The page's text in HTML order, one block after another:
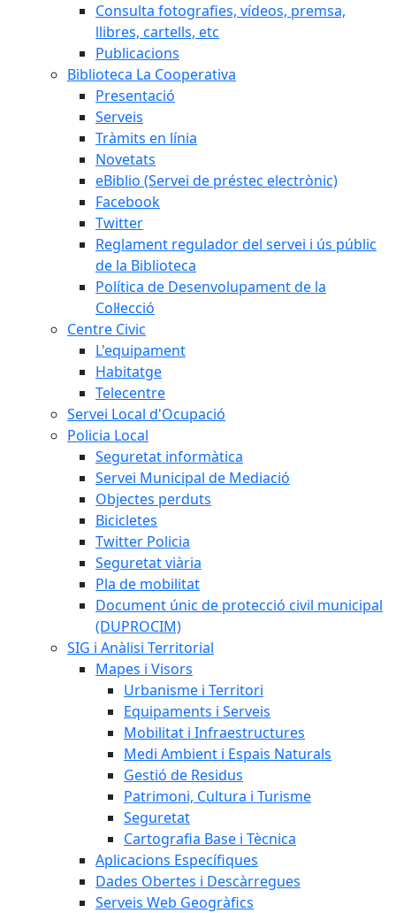
Consulta fotografies, vídeos, premsa,
llibres, cartells, etc
Publicacions
Biblioteca La Cooperativa
Presentació
Serveis
Tràmits en línia
Novetats
eBiblio (Servei de préstec electrònic)
Facebook
Twitter
Reglament regulador del servei i ús públic
de la Biblioteca
Política de Desenvolupament de la
Col·lecció
Centre Civic
L'equipament
Habitatge
Telecentre
Servei Local d'Ocupació
Policia Local
Seguretat informàtica
Servei Municipal de Mediació
Objectes perduts
Bicicletes
Twitter Policia
Seguretat viària
Pla de mobilitat
Document únic de protecció civil municipal
(DUPROCIM)
SIG i Anàlisi Territorial
Mapes i Visors
Urbanisme i Territori
Equipaments i Serveis
Mobilitat i Infraestructures
Medi Ambient i Espais Naturals
Gestió de Residus
Patrimoni, Cultura i Turisme
Seguretat
Cartografia Base i Tècnica
Aplicacions Específiques
Dades Obertes i Descàrregues
Serveis Web Geogràfics